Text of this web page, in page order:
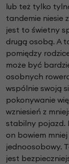
lub też tylko
tandemie niesie
jest to świetny
drugą osobą. A
pomiędzy
może być
osobnych
wspólnie swoją
pokonywanie
wzniesień z
stabilny pojazd.
on bowiem
jednoosobowy.
jest